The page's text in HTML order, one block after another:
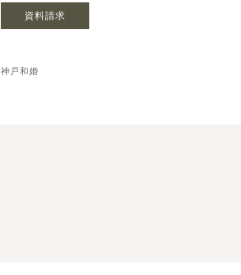
資料請求
神戸和婚